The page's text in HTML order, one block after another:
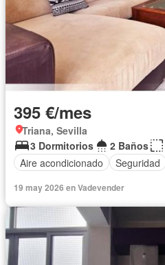
395 €/mes
Triana, Sevilla
3 Dormitorios
2 Baños
Aire acondicionado
Seguridad
19 may 2026 en Vadevender